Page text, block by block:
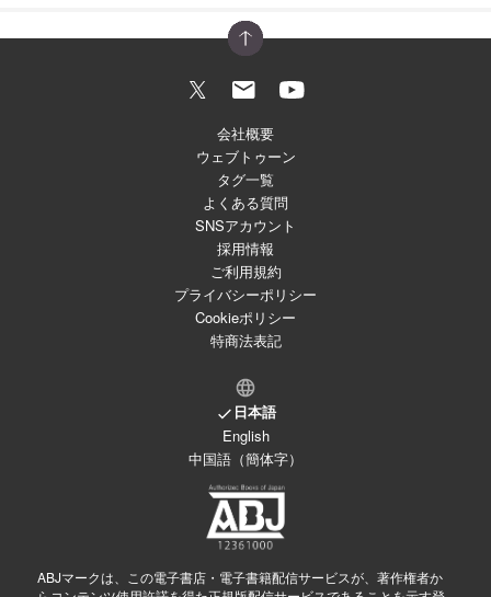
会社概要
ウェブトゥーン
タグ一覧
よくある質問
SNSアカウント
採用情報
ご利用規約
プライバシーポリシー
Cookieポリシー
特商法表記
日本語
English
中国語（簡体字）
ABJマークは、この電子書店・電子書籍配信サービスが、著作権者か